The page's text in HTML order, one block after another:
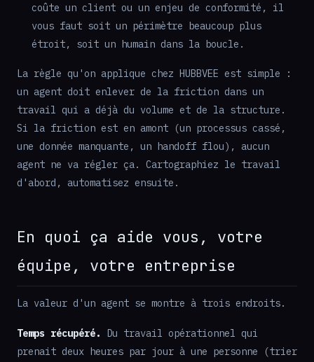
coûte un client ou un enjeu de conformité, il
vous faut soit un périmètre beaucoup plus
étroit, soit un humain dans la boucle.
La règle qu'on applique chez HUBBVEE est simple :
un agent doit enlever de la friction dans un
travail qui a déjà du volume et de la structure.
Si la friction est en amont (un processus cassé,
une donnée manquante, un handoff flou), aucun
agent ne va régler ça. Cartographiez le travail
d'abord, automatisez ensuite.
En quoi ça aide vous, votre
équipe, votre entreprise
La valeur d'un agent se montre à trois endroits.
Temps récupéré.
Du travail opérationnel qui
prenait deux heures par jour à une personne (trier